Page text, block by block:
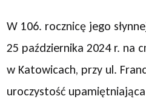
W 106. rocznicę jego
25 października 2024 r. na
w Katowicach, przy ul.
uroczystość